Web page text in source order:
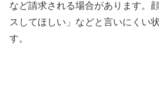
など請求される場合があります。
スしてほしい」などと言いにくい
す。